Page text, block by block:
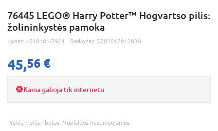
76445 LEGO® Harry Potter™ Hogvartso pilis:
žolininkystės pamoka
Kodas: 4040101-7924 Barkodas: 5702017812830
45,56 €
Kaina galioja tik internetu
Prekių kiekis ribotas. Nuolaidos nesumuojamos.